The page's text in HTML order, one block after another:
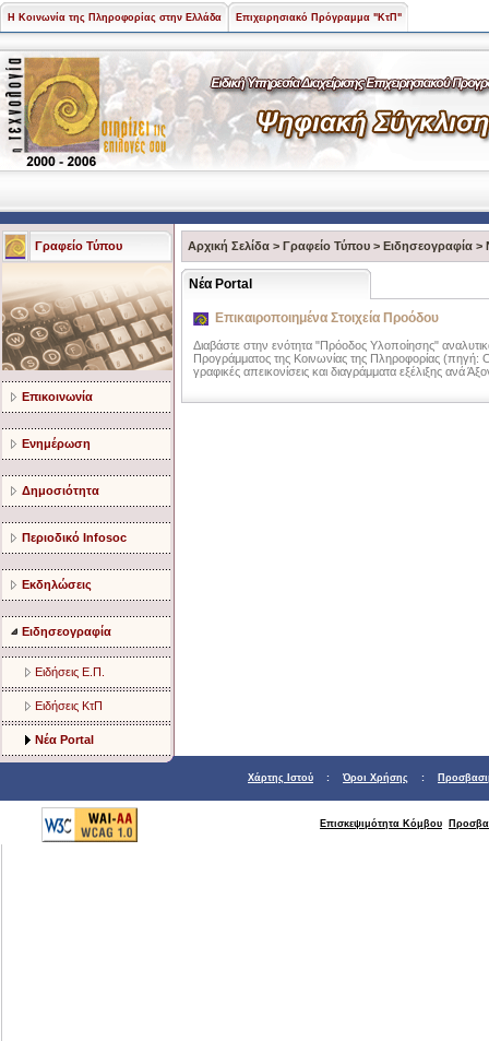
Η Κοινωνία της Πληροφορίας στην Ελλάδα Επιχειρησιακό Πρόγραμμα "ΚτΠ"
Γραφείο Τύπου
Επικοινωνία
Ενημέρωση
Δημοσιότητα
Περιοδικό Infosoc
Εκδηλώσεις
Ειδησεογραφία
Ειδήσεις Ε.Π.
Ειδήσεις ΚτΠ
Νέα Portal
Αρχική Σελίδα > Γραφείο Τύπου > Ειδησεογραφία >
Νέα Portal
Επικαιροποιημένα Στοιχεία Προόδου
Διαβάστε στην ενότητα "Πρόοδος Υλοποίησης"
Προγράμματος της Κοινωνίας της Πληροφορίας (πηγή:
γραφικές απεικονίσεις και διαγράμματα εξέλιξης ανά
Χάρτης Ιστού : Όροι Χρήσης :
Επισκεψιμότητα Κόμβου